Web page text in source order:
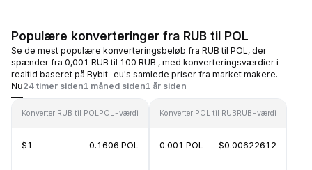
Populære konverteringer fra RUB til POL
Se de mest populære konverteringsbeløb fra RUB til POL, der
spænder fra 0,001 RUB til 100 RUB , med konverteringsværdier i
realtid baseret på Bybit-eu's samlede priser fra market makere.
Nu24 timer siden1 måned siden1 år siden
Konverter RUB til POLPOL-værdi
$1 0.1606 POL
Konverter POL til RUBRUB-værdi
0.001 POL $0.00622612